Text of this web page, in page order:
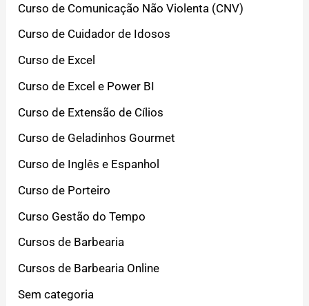
Curso de Comunicação Não Violenta (CNV)
Curso de Cuidador de Idosos
Curso de Excel
Curso de Excel e Power BI
Curso de Extensão de Cílios
Curso de Geladinhos Gourmet
Curso de Inglês e Espanhol
Curso de Porteiro
Curso Gestão do Tempo
Cursos de Barbearia
Cursos de Barbearia Online
Sem categoria